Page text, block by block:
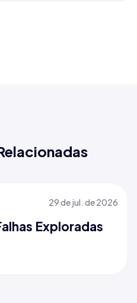
29 de jul. de 2026
Exploradas